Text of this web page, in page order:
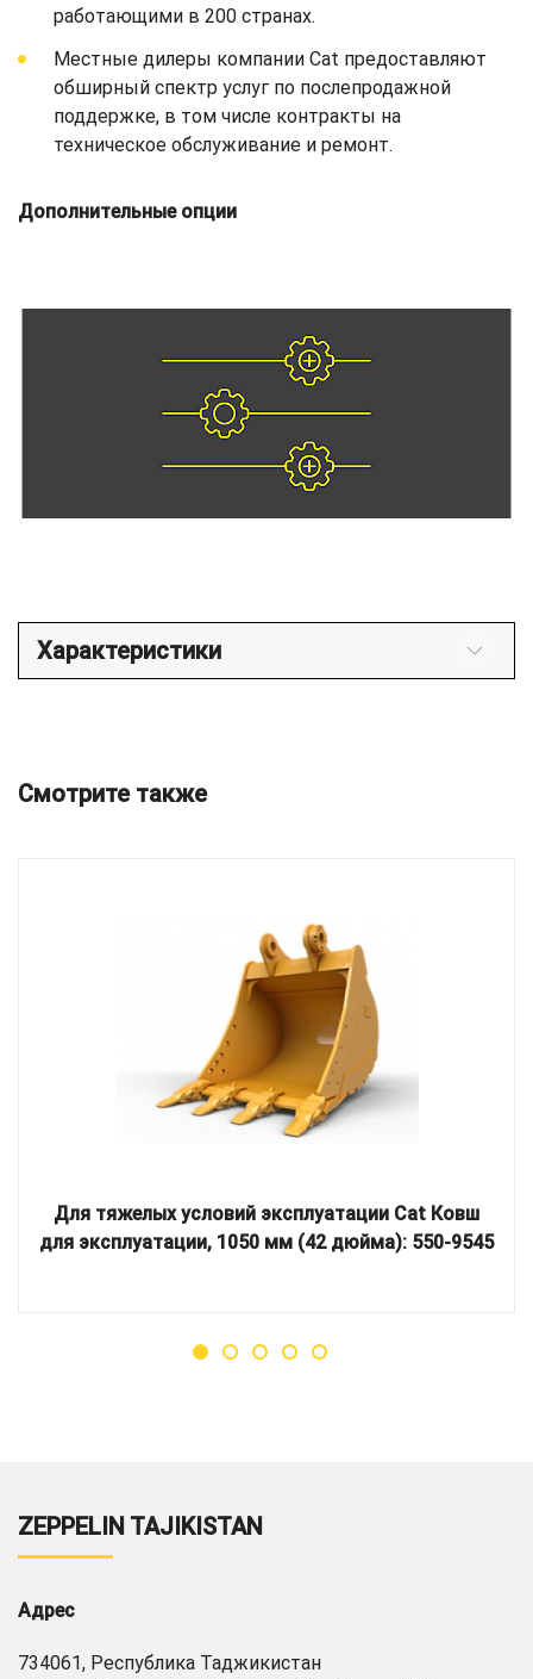
работающими в 200 странах.
Местные дилеры компании Cat предоставляют
обширный спектр услуг по послепродажной
поддержке, в том числе контракты на
техническое обслуживание и ремонт.
Дополнительные опции
Характеристики
Смотрите также
Для тяжелых условий эксплуатации Cat Ковш
для эксплуатации, 1050 мм (42 дюйма): 550-9545
ZEPPELIN TAJIKISTAN
Адрес
734061, Республика Таджикистан